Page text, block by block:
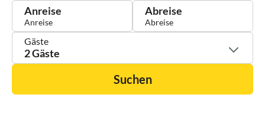
Anreise Abreise
Gäste
2 Gäste
Suchen